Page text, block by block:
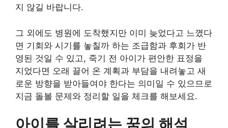
지 않길 바랍니다.
그 외에도 병원에 도착했지만 이미 늦었다고 느꼈다
면 기회와 시기를 놓칠까 하는 조급함과 후회가 반
영된 것일 수 있고, 죽기 전 아이가 편안한 표정을
지었다면 오래 끌어 온 계획과 부담을 내려놓고 새
로운 방향을 받아들여야 한다는 의미일 수 있으므로
지금 돌볼 문제와 정리할 일을 체크를 해보세요.
아이를 살리려는 꿈의 해석